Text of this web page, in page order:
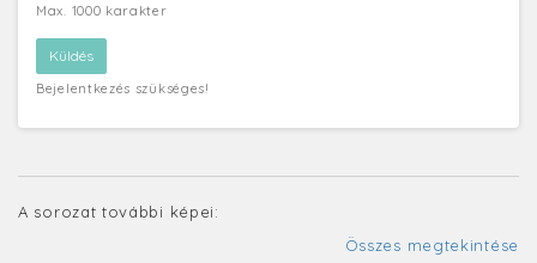
Max. 1000 karakter
Bejelentkezés szükséges!
A sorozat további képei:
Összes megtekintése